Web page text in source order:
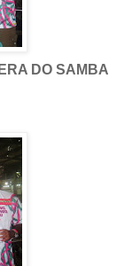
DO SAMBA